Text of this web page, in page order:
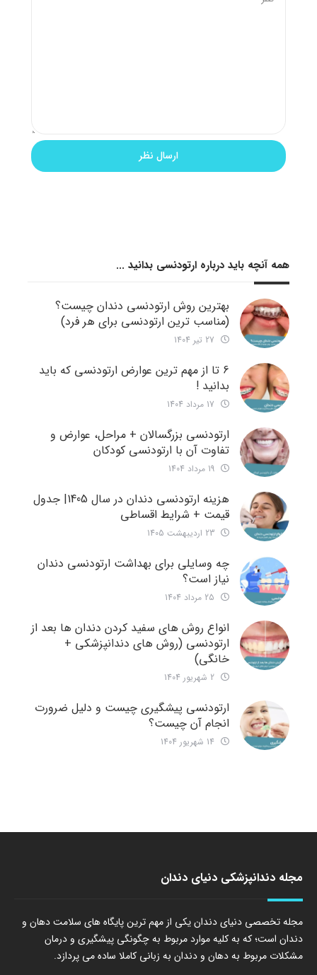
همه آنچه باید درباره ارتودنسی بدانید ...
بهترین روش ارتودنسی دندان چیست؟
(مناسب ترین ارتودنسی برای هر فرد)
6 تا از مهم ترین عوارض ارتودنسی که باید
بدانید !
ارتودنسی بزرگسالان + مراحل، عوارض و
تفاوت آن با ارتودنسی کودکان
هزینه ارتودنسی دندان در سال 1405| جدول
قیمت + شرایط اقساطی
چه وسایلی برای بهداشت ارتودنسی دندان
نیاز است؟
انواع روش های سفید کردن دندان ها بعد از
ارتودنسی (روش های دندانپزشکی +
خانگی)
ارتودنسی پیشگیری چیست و دلیل ضرورت
انجام آن چیست؟
مجله دندانپزشکی دنیای دندان
مجله تخصصی دنیای دندان یکی از مهم ترین پایگاه های سلامت دهان و
دندان است؛ که به کلیه موارد مربوط به چگونگی پیشگیری و درمان
مشکلات مربوط به دهان و دندان به زبانی کاملا ساده می پردازد.